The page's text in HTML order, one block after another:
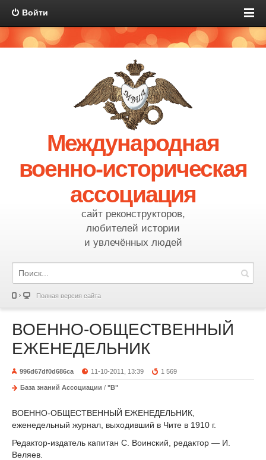
Войти
Международная
военно-историческая
ассоциация
сайт реконструкторов,
любителей истории
и увлечённых людей
Полная версия сайта
ВОЕННО-ОБЩЕСТВЕННЫЙ
ЕЖЕНЕДЕЛЬНИК
996d67df0d686ca 11-10-2011, 13:39 1 569
База знаний Ассоциации / "В"
ВОЕННО-ОБЩЕСТВЕННЫЙ ЕЖЕНЕДЕЛЬНИК,
еженедельный журнал, выходивший в Чите в 1910 г.
Редактор-издатель капитан С. Воинский, редактор — И.
Веляев.